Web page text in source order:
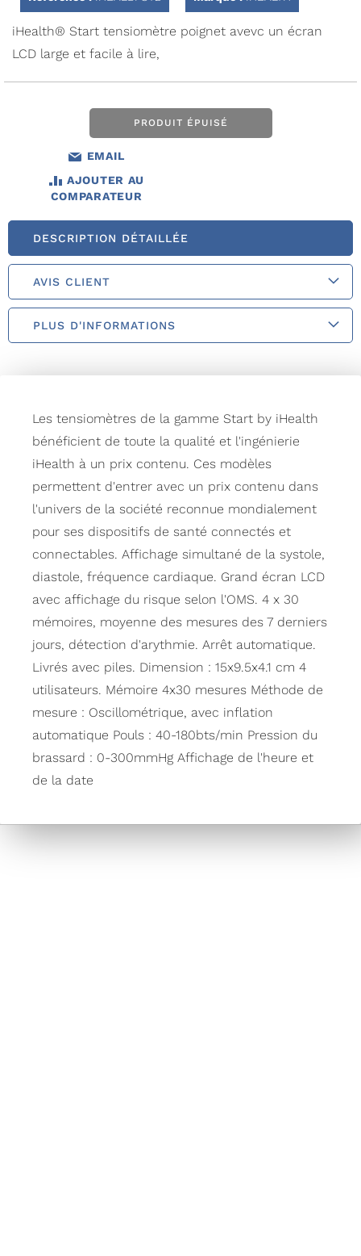
iHealth® Start tensiomètre poignet avevc un écran
LCD large et facile à lire,
PRODUIT ÉPUISÉ
EMAIL
AJOUTER AU
COMPARATEUR
DESCRIPTION DÉTAILLÉE
AVIS CLIENT
PLUS D'INFORMATIONS
Les tensiomètres de la gamme Start by iHealth
bénéficient de toute la qualité et l'ingénierie
iHealth à un prix contenu. Ces modèles
permettent d'entrer avec un prix contenu dans
l'univers de la société reconnue mondialement
pour ses dispositifs de santé connectés et
connectables. Affichage simultané de la systole,
diastole, fréquence cardiaque. Grand écran LCD
avec affichage du risque selon l'OMS. 4 x 30
mémoires, moyenne des mesures des 7 derniers
jours, détection d'arythmie. Arrêt automatique.
Livrés avec piles. Dimension : 15x9.5x4.1 cm 4
utilisateurs. Mémoire 4x30 mesures Méthode de
mesure : Oscillométrique, avec inflation
automatique Pouls : 40-180bts/min Pression du
brassard : 0-300mmHg Affichage de l'heure et
de la date